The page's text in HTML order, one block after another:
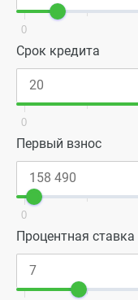
0
Срок кредита
0
Первый взнос
0
Процентная ставка